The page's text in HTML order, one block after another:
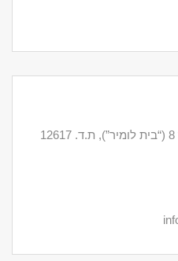
משכית 22, פינת יוחנן הסנדלר 8 (“בית לומיר”), ת.ד. 12617